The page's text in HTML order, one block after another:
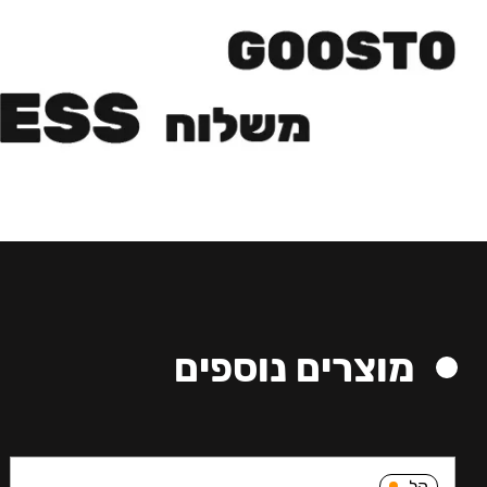
מוצרים נוספים